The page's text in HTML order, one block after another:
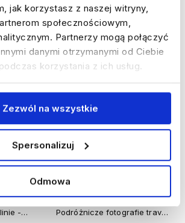
jak korzystasz z naszej witryny,
społecznościowym,
Partnerzy mogą połączyć
danymi otrzymanymi od Ciebie
korzystania z ich usług.
Zezwól na wszystkie
Spersonalizuj
Odmowa
DODAJ DO KOSZYKA
w ramie
-
Do ulubionych
Mały zestaw obrazów -
Podróżnicze fotografie travel